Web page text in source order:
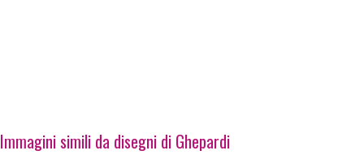
Immagini simili da disegni di Ghepardi